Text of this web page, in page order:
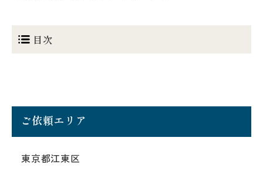
目次
ご依頼エリア
東京都江東区